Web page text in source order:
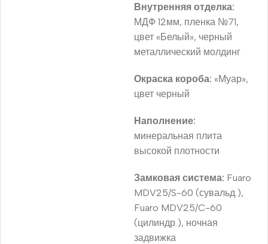
Внутренняя отделка:
МДФ 12мм, пленка №71,
цвет «Белый», черный
металлический молдинг
Окраска короба: «Муар»,
цвет черный
Наполнение:
минеральная плита
высокой плотности
Замковая система: Fuaro
MDV25/S-60 (сувальд.),
Fuaro MDV25/C-60
(цилиндр.), ночная
задвижка